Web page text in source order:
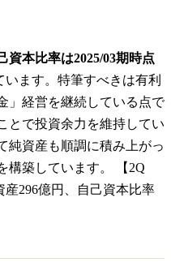
資本比率は2025/03期時点
います。特筆すべきは有利
」経営を継続している点で
とで投資余力を維持してい
純資産も順調に積み上がっ
構築しています。 【2Q
産296億円、自己資本比率